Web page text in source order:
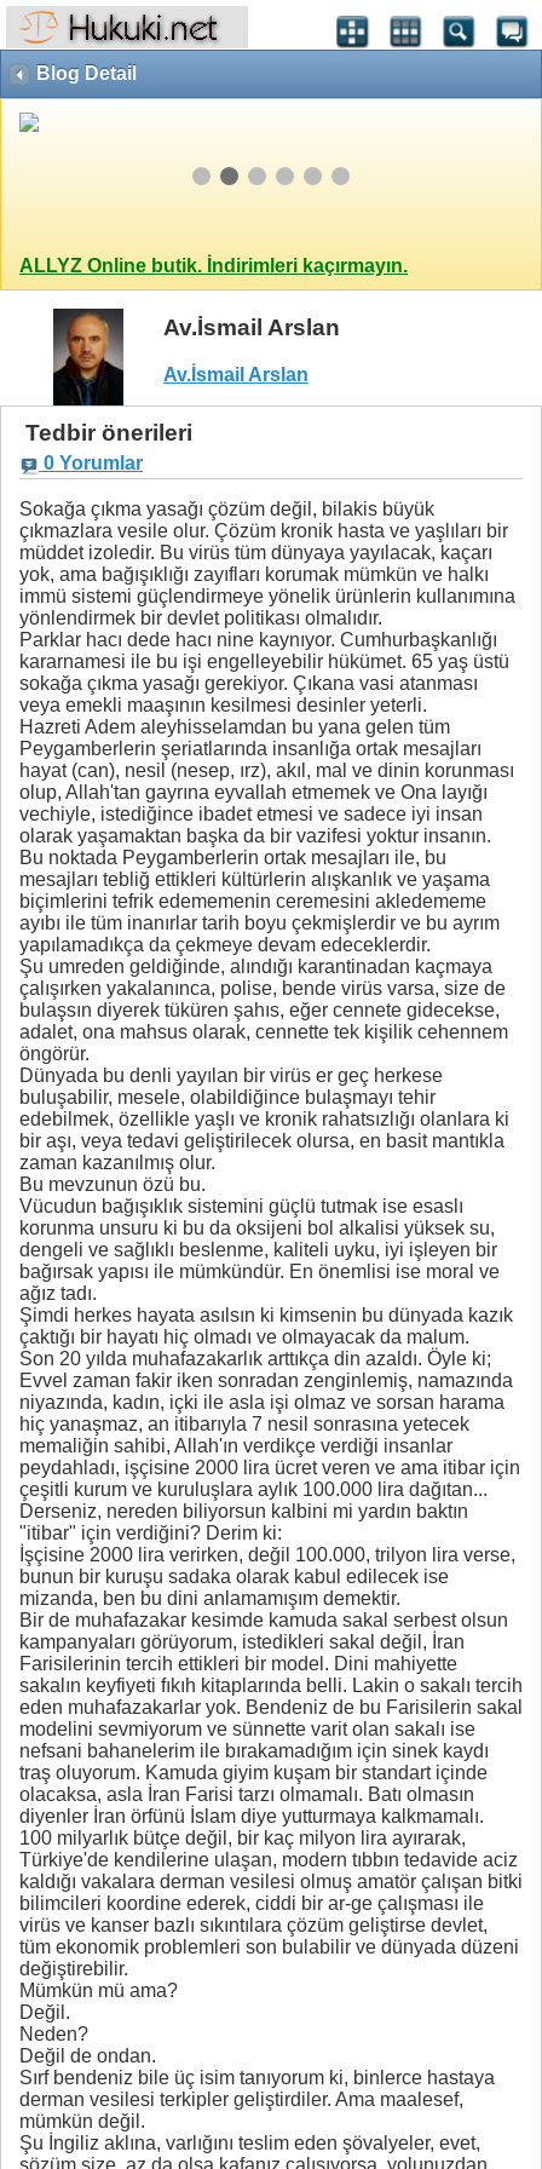
Blog Detail
ALLYZ Online butik. İndirimleri kaçırmayın.
Av.İsmail Arslan
Av.İsmail Arslan
Tedbir önerileri
0 Yorumlar
Sokağa çıkma yasağı çözüm değil, bilakis büyük
çıkmazlara vesile olur. Çözüm kronik hasta ve yaşlıları bir
müddet izoledir. Bu virüs tüm dünyaya yayılacak, kaçarı
yok, ama bağışıklığı zayıfları korumak mümkün ve halkı
immü sistemi güçlendirmeye yönelik ürünlerin kullanımına
yönlendirmek bir devlet politikası olmalıdır.
Parklar hacı dede hacı nine kaynıyor. Cumhurbaşkanlığı
kararnamesi ile bu işi engelleyebilir hükümet. 65 yaş üstü
sokağa çıkma yasağı gerekiyor. Çıkana vasi atanması
veya emekli maaşının kesilmesi desinler yeterli.
Hazreti Adem aleyhisselamdan bu yana gelen tüm
Peygamberlerin şeriatlarında insanlığa ortak mesajları
hayat (can), nesil (nesep, ırz), akıl, mal ve dinin korunması
olup, Allah'tan gayrına eyvallah etmemek ve Ona layığı
vechiyle, istediğince ibadet etmesi ve sadece iyi insan
olarak yaşamaktan başka da bir vazifesi yoktur insanın.
Bu noktada Peygamberlerin ortak mesajları ile, bu
mesajları tebliğ ettikleri kültürlerin alışkanlık ve yaşama
biçimlerini tefrik edememenin ceremesini akledememe
ayıbı ile tüm inanırlar tarih boyu çekmişlerdir ve bu ayrım
yapılamadıkça da çekmeye devam edeceklerdir.
Şu umreden geldiğinde, alındığı karantinadan kaçmaya
çalışırken yakalanınca, polise, bende virüs varsa, size de
bulaşsın diyerek tüküren şahıs, eğer cennete gidecekse,
adalet, ona mahsus olarak, cennette tek kişilik cehennem
öngörür.
Dünyada bu denli yayılan bir virüs er geç herkese
buluşabilir, mesele, olabildiğince bulaşmayı tehir
edebilmek, özellikle yaşlı ve kronik rahatsızlığı olanlara ki
bir aşı, veya tedavi geliştirilecek olursa, en basit mantıkla
zaman kazanılmış olur.
Bu mevzunun özü bu.
Vücudun bağışıklık sistemini güçlü tutmak ise esaslı
korunma unsuru ki bu da oksijeni bol alkalisi yüksek su,
dengeli ve sağlıklı beslenme, kaliteli uyku, iyi işleyen bir
bağırsak yapısı ile mümkündür. En önemlisi ise moral ve
ağız tadı.
Şimdi herkes hayata asılsın ki kimsenin bu dünyada kazık
çaktığı bir hayatı hiç olmadı ve olmayacak da malum.
Son 20 yılda muhafazakarlık arttıkça din azaldı. Öyle ki;
Evvel zaman fakir iken sonradan zenginlemiş, namazında
niyazında, kadın, içki ile asla işi olmaz ve sorsan harama
hiç yanaşmaz, an itibarıyla 7 nesil sonrasına yetecek
memaliğin sahibi, Allah'ın verdikçe verdiği insanlar
peydahladı, işçisine 2000 lira ücret veren ve ama itibar için
çeşitli kurum ve kuruluşlara aylık 100.000 lira dağıtan...
Derseniz, nereden biliyorsun kalbini mi yardın baktın
"itibar" için verdiğini? Derim ki:
İşçisine 2000 lira verirken, değil 100.000, trilyon lira verse,
bunun bir kuruşu sadaka olarak kabul edilecek ise
mizanda, ben bu dini anlamamışım demektir.
Bir de muhafazakar kesimde kamuda sakal serbest olsun
kampanyaları görüyorum, istedikleri sakal değil, İran
Farisilerinin tercih ettikleri bir model. Dini mahiyette
sakalın keyfiyeti fıkıh kitaplarında belli. Lakin o sakalı tercih
eden muhafazakarlar yok. Bendeniz de bu Farisilerin sakal
modelini sevmiyorum ve sünnette varit olan sakalı ise
nefsani bahanelerim ile bırakamadığım için sinek kaydı
traş oluyorum. Kamuda giyim kuşam bir standart içinde
olacaksa, asla İran Farisi tarzı olmamalı. Batı olmasın
diyenler İran örfünü İslam diye yutturmaya kalkmamalı.
100 milyarlık bütçe değil, bir kaç milyon lira ayırarak,
Türkiye'de kendilerine ulaşan, modern tıbbın tedavide aciz
kaldığı vakalara derman vesilesi olmuş amatör çalışan bitki
bilimcileri koordine ederek, ciddi bir ar-ge çalışması ile
virüs ve kanser bazlı sıkıntılara çözüm geliştirse devlet,
tüm ekonomik problemleri son bulabilir ve dünyada düzeni
değiştirebilir.
Mümkün mü ama?
Değil.
Neden?
Değil de ondan.
Sırf bendeniz bile üç isim tanıyorum ki, binlerce hastaya
derman vesilesi terkipler geliştirdiler. Ama maalesef,
mümkün değil.
Şu İngiliz aklına, varlığını teslim eden şövalyeler, evet,